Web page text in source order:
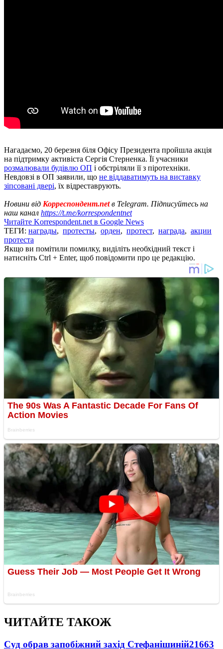
Нагадаємо, 20 березня біля Офісу Президента пройшла акція
на підтримку активіста Сергія Стерненка. Її учасники
розмалювали будівлю ОП і обстріляли її з піротехніки.
Невдовзі в ОП заявили, що не віддаватимуть на виставку
зіпсовані двері, їх відреставрують.
Новини від Корреспондент.netв Telegram. Підписуйтесь на
наш канал https://t.me/korrespondentnet
Читайте Korrespondent.net в Google News
ТЕГИ: награды, протесты, орден, протест, награда, акции
протеста
Якщо ви помітили помилку, виділіть необхідний текст і
натисніть Ctrl + Enter, щоб повідомити про це редакцію.
ЧИТАЙТЕ ТАКОЖ
Суд обрав запобіжний захід Стефанішиній21663